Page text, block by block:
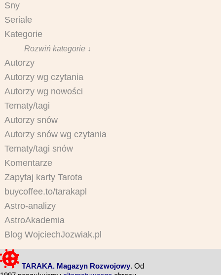
Sny
Seriale
Kategorie
Rozwiń kategorie ↓
Autorzy
Autorzy wg czytania
Autorzy wg nowości
Tematy/tagi
Autorzy snów
Autorzy snów wg czytania
Tematy/tagi snów
Komentarze
Zapytaj karty Tarota
buycoffee.to/tarakapl
Astro-analizy
AstroAkademia
Blog WojciechJozwiak.pl
TARAKA. Magazyn Rozwojowy. Od